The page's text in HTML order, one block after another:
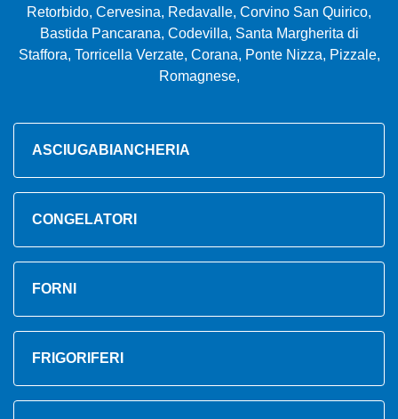
Retorbido, Cervesina, Redavalle, Corvino San Quirico,
Bastida Pancarana, Codevilla, Santa Margherita di
Staffora, Torricella Verzate, Corana, Ponte Nizza, Pizzale,
Romagnese,
ASCIUGABIANCHERIA
CONGELATORI
FORNI
FRIGORIFERI